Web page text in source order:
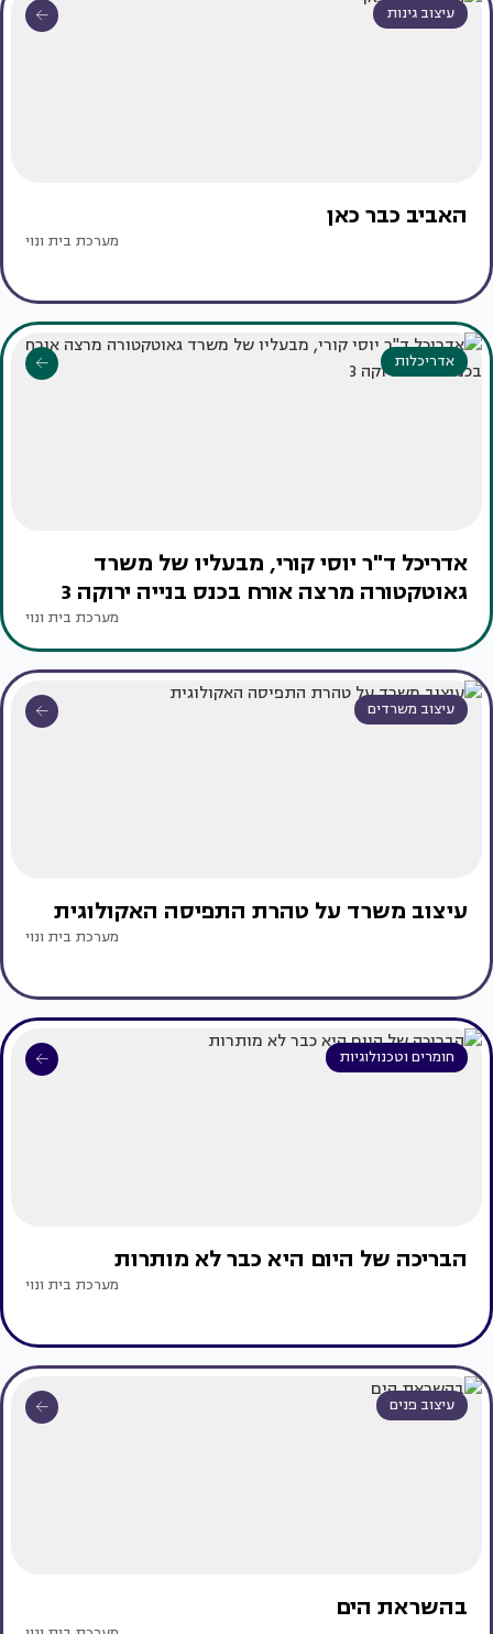
עיצוב גינות
האביב כבר כאן
מערכת בית ונוי
אדריכלות
אדריכל ד"ר יוסי קורי, מבעליו של משרד
גאוטקטורה מרצה אורח בכנס בנייה ירוקה 3
מערכת בית ונוי
עיצוב משרדים
עיצוב משרד על טהרת התפיסה האקולוגית
מערכת בית ונוי
חומרים וטכנולוגיות
הבריכה של היום היא כבר לא מותרות
מערכת בית ונוי
עיצוב פנים
בהשראת הים